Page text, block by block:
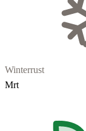
Winterrust
Mrt